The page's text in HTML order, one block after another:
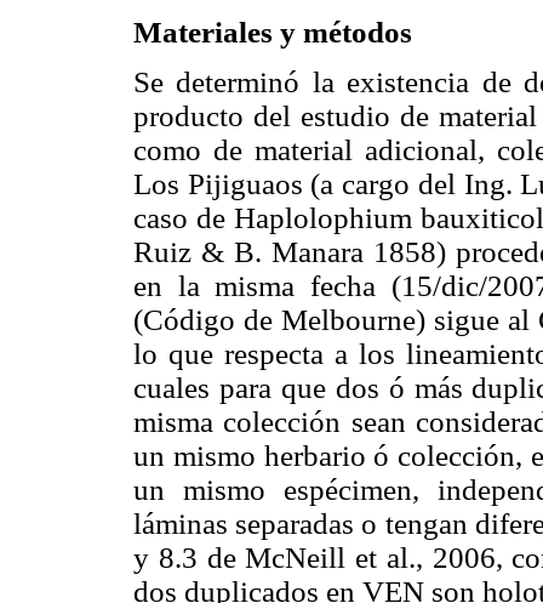
Materiales y métodos
Se determinó la existencia de
producto del estudio de
como de material adicional,
Los Pijiguaos (a cargo del Ing.
caso de Haplolophium
Ruiz & B. Manara 1858)
en la misma fecha (15/dic/
(Código de Melbourne) sigue
lo que respecta a los
cuales para que dos ó más
misma colección sean
un mismo herbario ó colección,
un mismo espécimen,
láminas separadas o tengan
y 8.3 de McNeill et al., 2006,
dos duplicados en VEN son